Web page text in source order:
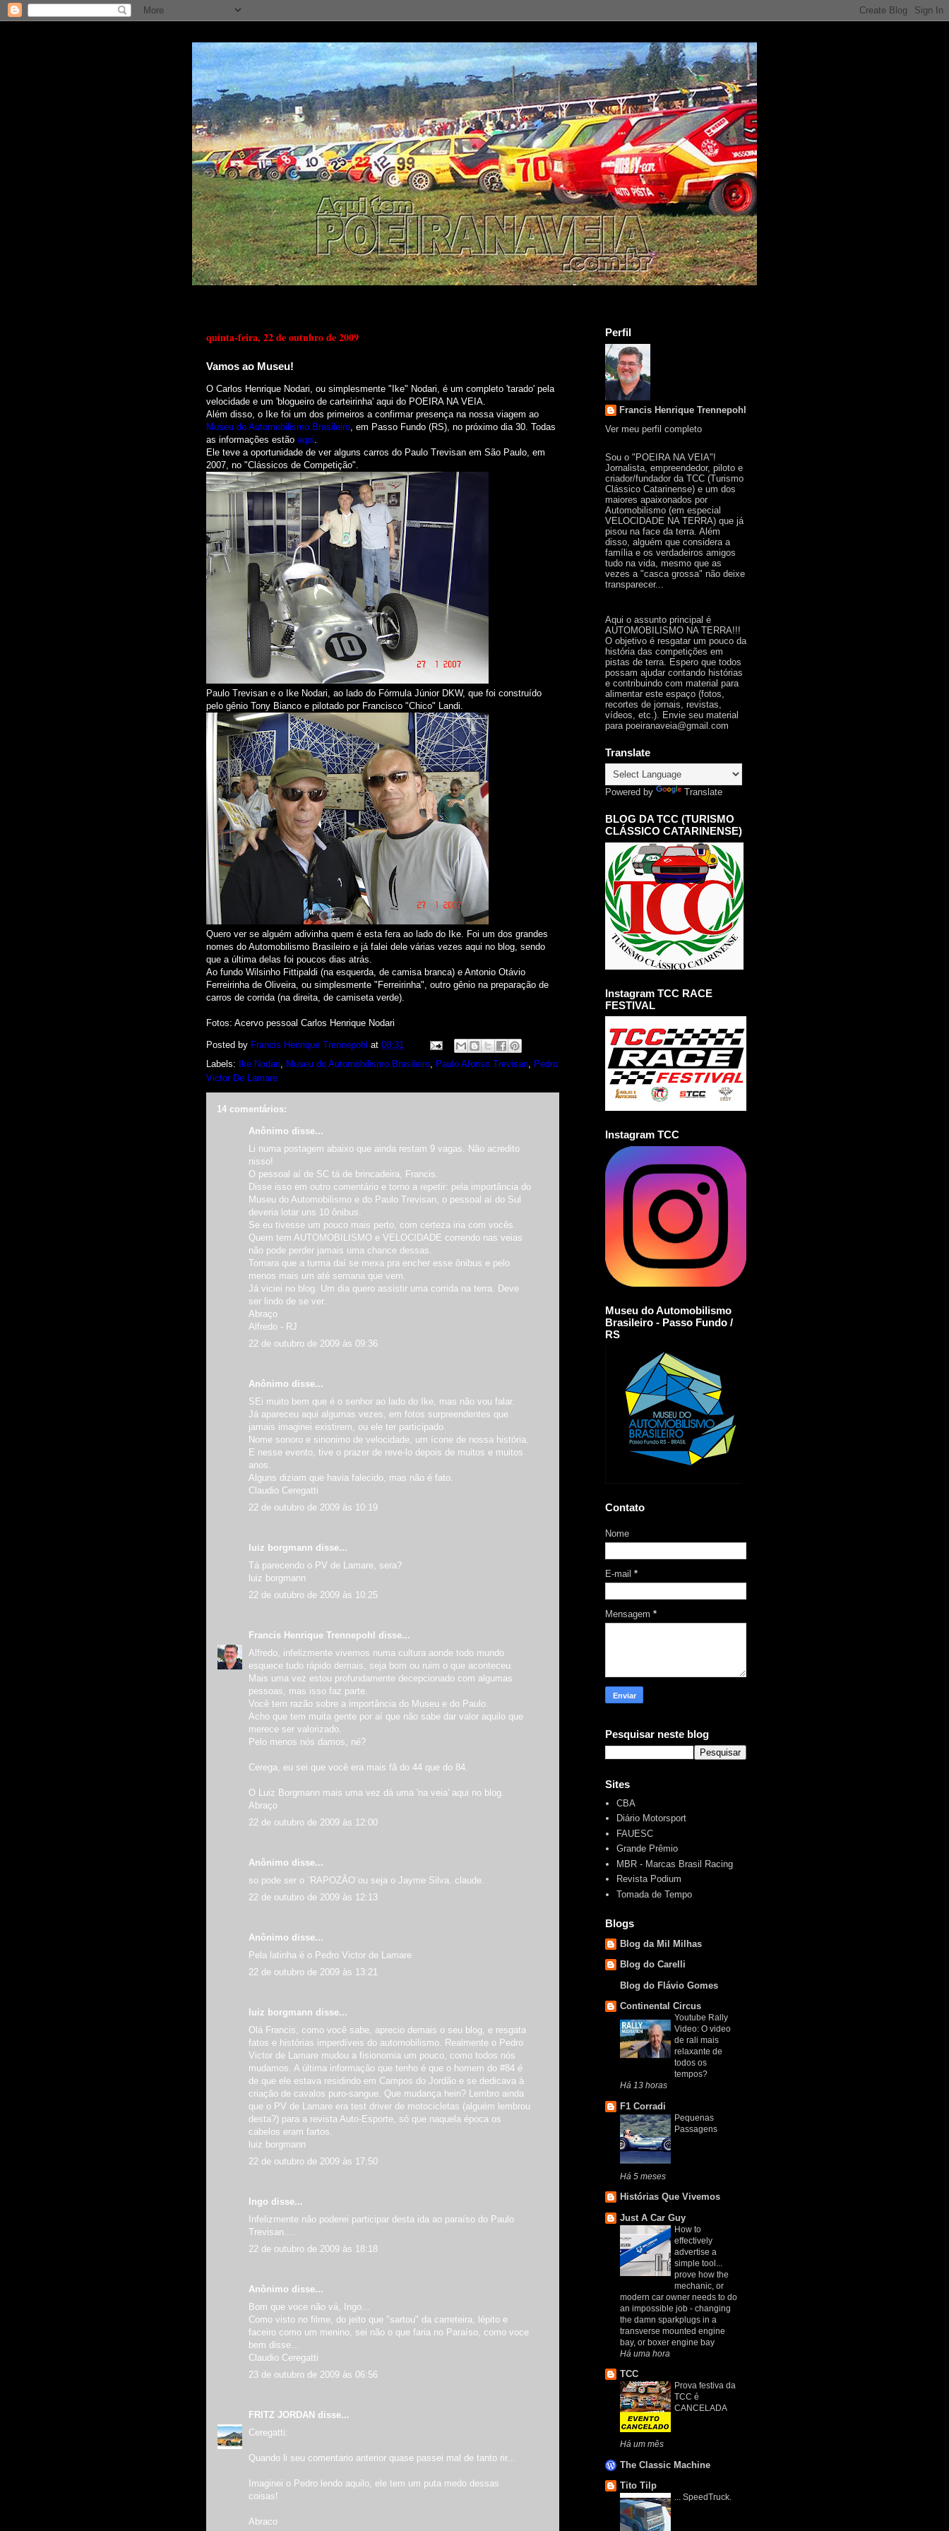
quinta-feira, 22 de outubro de 2009
Vamos ao Museu!
O Carlos Henrique Nodari, ou simplesmente "Ike" Nodari, é um completo 'tarado' pela
velocidade e um 'blogueiro de carteirinha' aqui do POEIRA NA VEIA.
Além disso, o Ike foi um dos primeiros a confirmar presença na nossa viagem ao
Museu do Automobilismo Brasileiro, em Passo Fundo (RS), no próximo dia 30. Todas
as informações estão aqui.
Ele teve a oportunidade de veralguns carros do Paulo Trevisan em São Paulo, em
2007, no "Clássicos de Competição".
Paulo Trevisan e o Ike Nodari, ao lado do Fórmula Júnior DKW, que foi construído
pelo gênio Tony Bianco e pilotado por Francisco "Chico" Landi.
Quero ver se alguém adivinha quem é esta fera ao lado do Ike. Foi um dos grandes
nomes do Automobilismo Brasileiro e já falei dele várias vezes aqui no blog, sendo
que a última delas foi poucos dias atrás.
Ao fundo Wilsinho Fittipaldi (na esquerda, de camisa branca) e Antonio Otávio
Ferreirinha de Oliveira, ou simplesmente "Ferreirinha", outro gênio na preparação de
carros de corrida (na direita, de camiseta verde).
Fotos: Acervo pessoal Carlos Henrique Nodari
Posted by Francis Henrique Trennepohl at 08:31
Labels:
Ike Nodari, Museu do Automobilismo Brasileiro, Paulo Afonso Trevisan, Pedro
Victor De Lamare
14 comentários:
Anônimo disse...
Li numa postagem abaixo que ainda restam 9 vagas. Não acredito
nisso!
O pessoal aí de SC tá de brincadeira, Francis.
Disse isso em outro comentário e torno a repetir: pela importância do
Museu do Automobilismo e do Paulo Trevisan, o pessoal aí do Sul
deveria lotar uns 10 ônibus.
Se eu tivesse um pouco mais perto, com certeza iria com vocês.
Quem tem AUTOMOBILISMO e VELOCIDADE correndo nas veias
não pode perder jamais uma chance dessas.
Tomara que a turma daí se mexa pra encher esse ônibus e pelo
menos mais um até semana que vem.
Já viciei no blog. Um dia quero assistir uma corrida na terra. Deve
ser lindo de se ver.
Abraço
Alfredo - RJ
22 de outubro de 2009 às 09:36
Anônimo disse...
SEi muito bem que é o senhor ao lado do Ike, mas não vou falar.
Já apareceu aqui algumas vezes, em fotos surpreendentes que
jamais imaginei existirem, ou ele ter participado.
Nome sonoro e sinonimo de velocidade, um ícone de nossa história.
E nesse evento, tive o prazer de reve-lo depois de muitos e muitos
anos.
Alguns diziam que havia falecido, mas não é fato.
Claudio Ceregatti
22 de outubro de 2009 às 10:19
luiz borgmann disse...
Tá parecendo o PV de Lamare, sera?
luiz borgmann
22 de outubro de 2009 às 10:25
Francis Henrique Trennepohl
disse...
Alfredo, infelizmente vivemos numa cultura aonde todo mundo
esquece tudo rápido demais, seja bom ou ruim o que aconteceu.
Mais uma vez estou profundamente decepcionado com algumas
pessoas, mas isso faz parte.
Você tem razão sobre a importância do Museu e do Paulo.
Acho que tem muita gente por aí que não sabe dar valor aquilo que
merece ser valorizado.
Pelo menos nós damos, né?
Cerega, eu sei que você era mais fã do 44 que do 84.
O Luiz Borgmann mais uma vez dá uma 'na veia' aqui no blog.
Abraço
22 de outubro de 2009 às 12:00
Anônimo disse...
so pode ser o ¨RAPOZÂO¨ou seja o Jayme Silva. claude.
22 de outubro de 2009 às 12:13
Anônimo disse...
Pela latinha é o Pedro Victor de Lamare
22 de outubro de 2009 às 13:21
luiz borgmann disse...
Olá Francis, como você sabe, aprecio demais o seu blog, e resgata
fatos e histórias imperdíveis do automobilismo. Realmente o Pedro
Victor de Lamare mudou a fisionomia um pouco, como todos nós
mudamos. A última informação que tenho é que o homem do #84 é
de que ele estava residindo em Campos do Jordão e se dedicava à
criação de cavalos puro-sangue. Que mudança hein? Lembro ainda
que o PV de Lamare era test driver de motocicletas (alguém lembrou
desta?) para a revista Auto-Esporte, só que naquela época os
cabelos eram fartos.
luiz borgmann
22 de outubro de 2009 às 17:50
Ingo disse...
Infelizmente não poderei participar desta ida ao paraíso do Paulo
Trevisan....
22 de outubro de 2009 às 18:18
Anônimo disse...
Bom que voce não vá, Ingo...
Como visto no filme, do jeito que "sartou" da carreteira, lépito e
faceiro como um menino, sei não o que faria no Paraíso, como voce
bem disse...
Claudio Ceregatti
23 de outubro de 2009 às 06:56
FRITZ JORDAN disse...
Ceregatti:
Quando li seu comentario anterior quase passei mal de tanto rir...
Imaginei o Pedro lendo aquilo, ele tem um puta medo dessas
coisas!
Abraco
Perfil
Francis Henrique Trennepohl
Ver meu perfil completo
Sou o "POEIRA NA VEIA"!
Jornalista, empreendedor, piloto e
criador/fundador da TCC (Turismo
Clássico Catarinense) e um dos
maiores apaixonados por
Automobilismo (em especial
VELOCIDADE NA TERRA) que já
pisou na face da terra. Além
disso, alguém que considera a
família e os verdadeiros amigos
tudo na vida, mesmo que as
vezes a "casca grossa" não deixe
transparecer...
Aqui o assunto principal é
AUTOMOBILISMO NA TERRA!!!
O objetivo é resgatar um pouco da
história das competições em
pistas de terra. Espero que todos
possam ajudar contando histórias
e contribuindo com material para
alimentar este espaço (fotos,
recortes de jornais, revistas,
vídeos, etc.). Envie seu material
para poeiranaveia@gmail.com
Translate
Powered by Translate
BLOG DA TCC (TURISMO
CLÁSSICO CATARINENSE)
Instagram TCC RACE
FESTIVAL
Instagram TCC
Museu do Automobilismo
Brasileiro - Passo Fundo /
RS
Contato
Nome
E-mail *
Mensagem *
Pesquisar neste blog
Sites
CBA
Diário Motorsport
FAUESC
Grande Prêmio
MBR - Marcas Brasil Racing
Revista Podium
Tomada de Tempo
Blogs
Blog da Mil Milhas
Blog do Carelli
Blog do Flávio Gomes
Continental Circus
Youtube Rally
Video: O video
de rali mais
relaxante de
todos os
tempos?
Há 13 horas
F1 Corradi
Pequenas
Passagens
Há 5 meses
Histórias Que Vivemos
Just A Car Guy
How to
effectively
advertise a
simple tool...
prove how the
mechanic, or
modern car owner needs to do
an impossible job - changing
the damn sparkplugs in a
transverse mounted engine
bay, or boxer engine bay
Há uma hora
TCC
Prova festiva da
TCC é
CANCELADA
Há um mês
The Classic Machine
Tito Tilp
... SpeedTruck.